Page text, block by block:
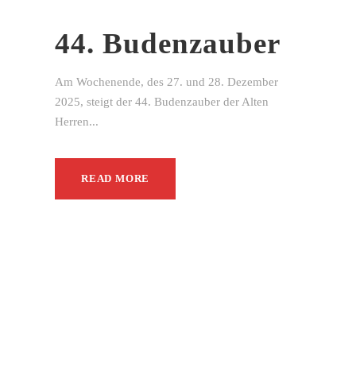
44. Budenzauber
Am Wochenende, des 27. und 28. Dezember
2025, steigt der 44. Budenzauber der Alten
Herren...
READ MORE